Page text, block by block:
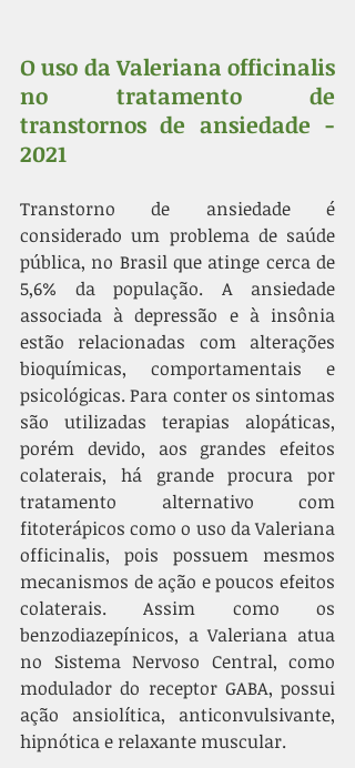
O uso da Valeriana officinalis
no tratamento de
transtornos de ansiedade -
2021
Transtorno de ansiedade é
considerado um problema de saúde
pública, no Brasil que atinge cerca de
5,6% da população. A ansiedade
associada à depressão e à insônia
estão relacionadas com alterações
bioquímicas, comportamentais e
psicológicas. Para conter os sintomas
são utilizadas terapias alopáticas,
porém devido, aos grandes efeitos
colaterais, há grande procura por
tratamento alternativo com
fitoterápicos como o uso da Valeriana
officinalis, pois possuem mesmos
mecanismos de ação e poucos efeitos
colaterais. Assim como os
benzodiazepínicos, a Valeriana atua
no Sistema Nervoso Central, como
modulador do receptor GABA, possui
ação ansiolítica, anticonvulsivante,
hipnótica e relaxante muscular.